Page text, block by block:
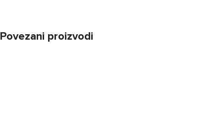
Povezani proizvodi